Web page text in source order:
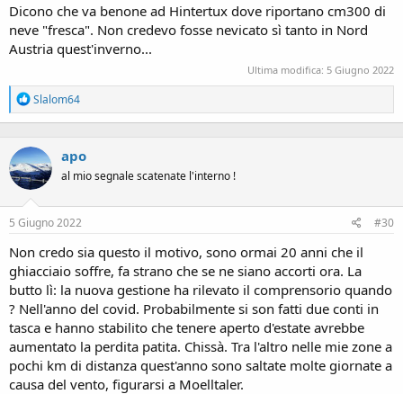
Dicono che va benone ad Hintertux dove riportano cm300 di
neve "fresca". Non credevo fosse nevicato sì tanto in Nord
Austria quest'inverno...
Ultima modifica: 5 Giugno 2022
R
e
a
t
i
o
n
:
Slalom64
apo
al mio segnale scatenate l'interno !
5 Giugno 2022 #30
Non credo sia questo il motivo, sono ormai 20 anni che il
ghiacciaio soffre, fa strano che se ne siano accorti ora. La
butto lì: la nuova gestione ha rilevato il comprensorio quando
? Nell'anno del covid. Probabilmente si son fatti due conti in
tasca e hanno stabilito che tenere aperto d'estate avrebbe
aumentato la perdita patita. Chissà. Tra l'altro nelle mie zone a
pochi km di distanza quest'anno sono saltate molte giornate a
causa del vento, figurarsi a Moelltaler.